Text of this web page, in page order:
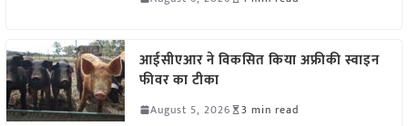
आईसीएआर ने विकसित किया अफ्रीकी स्वाइन
फीवर का टीका
August 5, 2026 3 min read